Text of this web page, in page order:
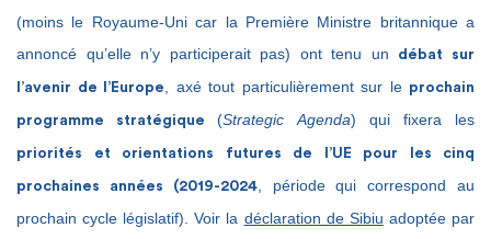
(moins le Royaume-Uni car la Première Ministre britannique a
annoncé qu’elle n’y participerait pas) ont tenu un
débat sur
l’avenir de l’Europe , axé tout particulièrement sur le prochain
programme stratégique(Strategic Agenda) qui fixera les
priorités et orientations futures de l’UE pour les cinq
prochaines années (2019-2024, période qui correspond au
prochain cycle législatif). Voir la déclaration de Sibiu adoptée par